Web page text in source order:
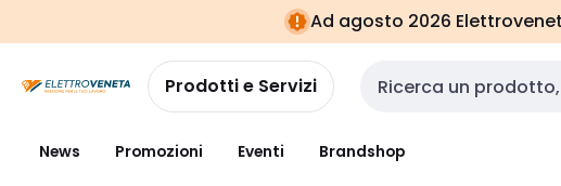
navigazionealla
pagina
Ad agosto 2026
Prodotti e Servizi Cerca input
News Promozioni Eventi Brandshop